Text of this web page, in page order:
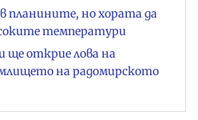
планините, но хората да
температури
ще открие лова на
на радомирското